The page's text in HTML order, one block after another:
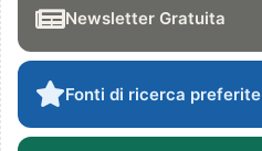
Newsletter Gratuita
Fonti di ricerca preferite